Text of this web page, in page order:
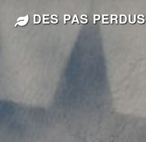
DES PAS PERDUS